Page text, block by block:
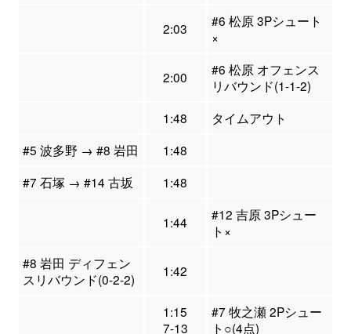
2:03
#6 松原 3Pシュート
×
2:00
#6 松原 オフェンス
リバウンド(1-1-2)
1:48
タイムアウト
#5 波多野 → #8 岩田
1:48
#7 石塚 → #14 古坂
1:48
1:44
#12 吉原 3Pシュー
ト×
#8 岩田 ディフェン
スリバウンド(0-2-2)
1:42
1:15
7-13
#7 牧之瀬 2Pシュー
ト○(4点)